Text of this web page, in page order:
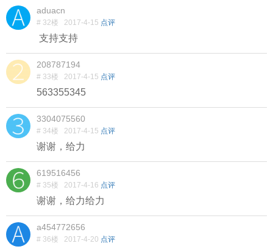
aduacn
# 32楼 2017-4-15 点评
支持支持
208787194
# 33楼 2017-4-15 点评
563355345
3304075560
# 34楼 2017-4-15 点评
谢谢，给力
619516456
# 35楼 2017-4-16 点评
谢谢，给力给力
a454772656
# 36楼 2017-4-20 点评